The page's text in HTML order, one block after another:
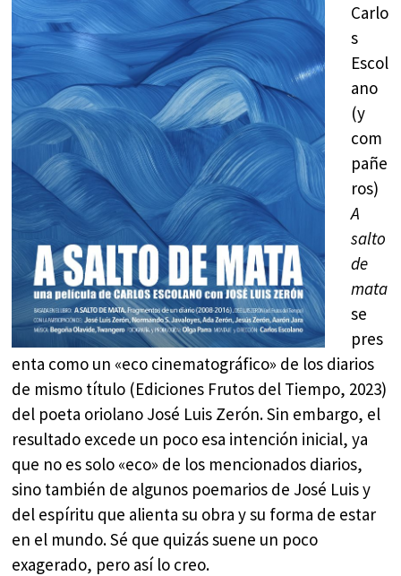
Carlo
s
Escol
ano
(y
com
pañe
ros)
A
salto
de
mata
se
pres
enta como un «eco cinematográfico» de los diarios
de mismo título (Ediciones Frutos del Tiempo, 2023)
del poeta oriolano José Luis Zerón. Sin embargo, el
resultado excede un poco esa intención inicial, ya
que no es solo «eco» de los mencionados diarios,
sino también de algunos poemarios de José Luis y
del espíritu que alienta su obra y su forma de estar
en el mundo. Sé que quizás suene un poco
exagerado, pero así lo creo.